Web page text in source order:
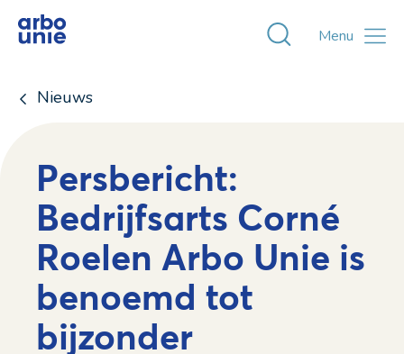
Toggle
Menu
Nieuws
Persbericht:
Bedrijfsarts Corné
Roelen Arbo Unie is
benoemd tot
bijzonder